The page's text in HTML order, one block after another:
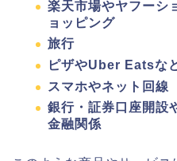
楽天市場やヤフーシ
ョッピング
旅行
ピザやUber Eatsな
スマホやネット回線
銀行・証券口座開設
金融関係